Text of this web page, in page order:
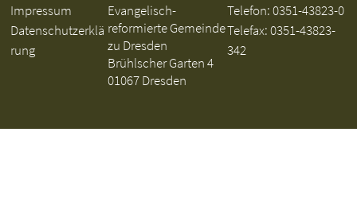
Impressum
Datenschutzerklä
rung
Evangelisch-
reformierte Gemeinde
zu Dresden
Brühlscher Garten 4
01067 Dresden
Telefon:0351-43823-0
Telefax: 0351-43823-
342